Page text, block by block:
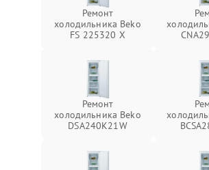
Ремонт
холодильника Beko
FS 225320 X
Ремонт
холодильника Beko
DSA240K21W